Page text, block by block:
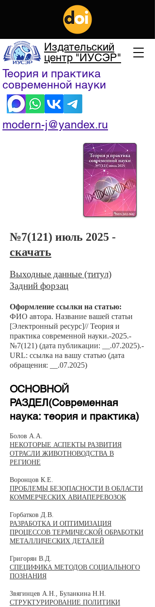
Издательский
центр "ИУСЭР"
Теория и практика
современной науки
modern-j@yandex.ru
№7(121) июль 2025 -
скачать
Выходные данные (титул)
Задний форзац
Оформление ссылки на статью:
ФИО автора. Название вашей статьи
[Электронный ресурс]// Теория и
практика современной науки.-2025.-
№7(121) (дата публикации: __.07.2025).-
URL: ссылка на вашу статью (дата
обращения: __.07.2025)
​ОСНОВНОЙ
РАЗДЕЛ(Современная
наука: теория и практика)
​Болов А.А.
НЕКОТОРЫЕ АСПЕКТЫ РАЗВИТИЯ
ОТРАСЛИ ЖИВОТНОВОДСТВА В
РЕГИОНЕ
Воронцов К.Е.
ПРОБЛЕМЫ БЕЗОПАСНОСТИ В ОБЛАСТИ
КОММЕРЧЕСКИХ АВИАПЕРЕВОЗОК
Горбатков Д.В.
РАЗРАБОТКА И ОПТИМИЗАЦИЯ
ПРОЦЕССОВ ТЕРМИЧЕСКОЙ ОБРАБОТКИ
МЕТАЛЛИЧЕСКИХ ДЕТАЛЕЙ
Григорян В.Д.
СПЕЦИФИКА МЕТОДОВ СОЦИАЛЬНОГО
ПОЗНАНИЯ
Звягинцев А.Н., Буланкина Н.Н.
СТРУКТУРИРОВАНИЕ ПОЛИТИКИ